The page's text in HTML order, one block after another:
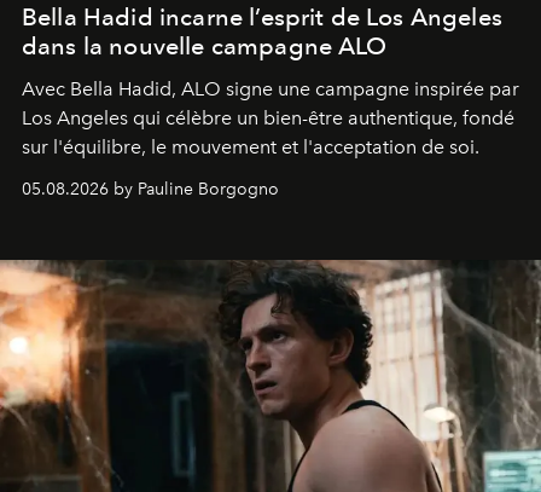
Bella Hadid incarne l’esprit de Los Angeles
dans la nouvelle campagne ALO
Avec Bella Hadid, ALO signe une campagne inspirée par
Los Angeles qui célèbre un bien-être authentique, fondé
sur l'équilibre, le mouvement et l'acceptation de soi.
05.08.2026 by Pauline Borgogno